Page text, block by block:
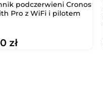
podczerwieni Cronos
Pro z WiFi i pilotem
zł